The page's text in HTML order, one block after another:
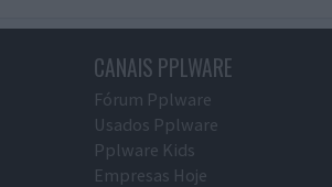
CANAIS PPLWARE
Fórum Pplware
Usados Pplware
Pplware Kids
Empresas Hoje